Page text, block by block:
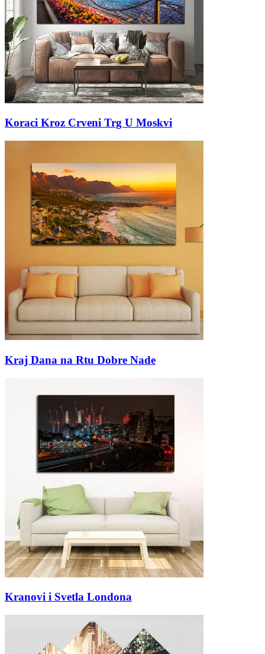
Koraci Kroz Crveni Trg U Moskvi
Kraj Dana na Rtu Dobre Nade
Kranovi i Svetla Londona